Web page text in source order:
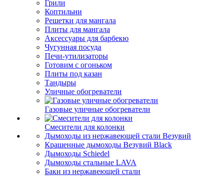
Грили
Коптильни
Решетки для мангала
Плиты для мангала
Аксессуары для барбекю
Чугунная посуда
Печи-утилизаторы
Готовим с огоньком
Плиты под казан
Тандыры
Уличные обогреватели
Газовые уличные обогреватели
Смесители для колонки
Дымоходы из нержавеющей стали Везувий
Крашенные дымоходы Везувий Black
Дымоходы Schiedel
Дымоходы стальные LAVA
Баки из нержавеющей стали